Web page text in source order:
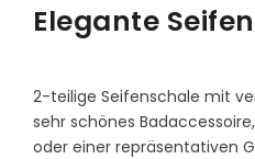
Elegante
2-teilige Seifenschale mit
sehr schönes
oder einer repräsentativen